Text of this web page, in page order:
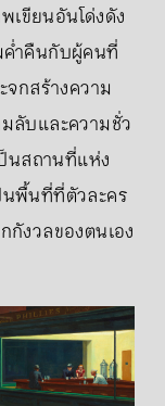
ขียนอันโด่งดัง
ค่ำคืนกับผู้คนที่
กสร้างความ
ลับและความชั่ว
นสถานที่แห่ง
พื้นที่ที่ตัวละคร
งวลของตนเอง